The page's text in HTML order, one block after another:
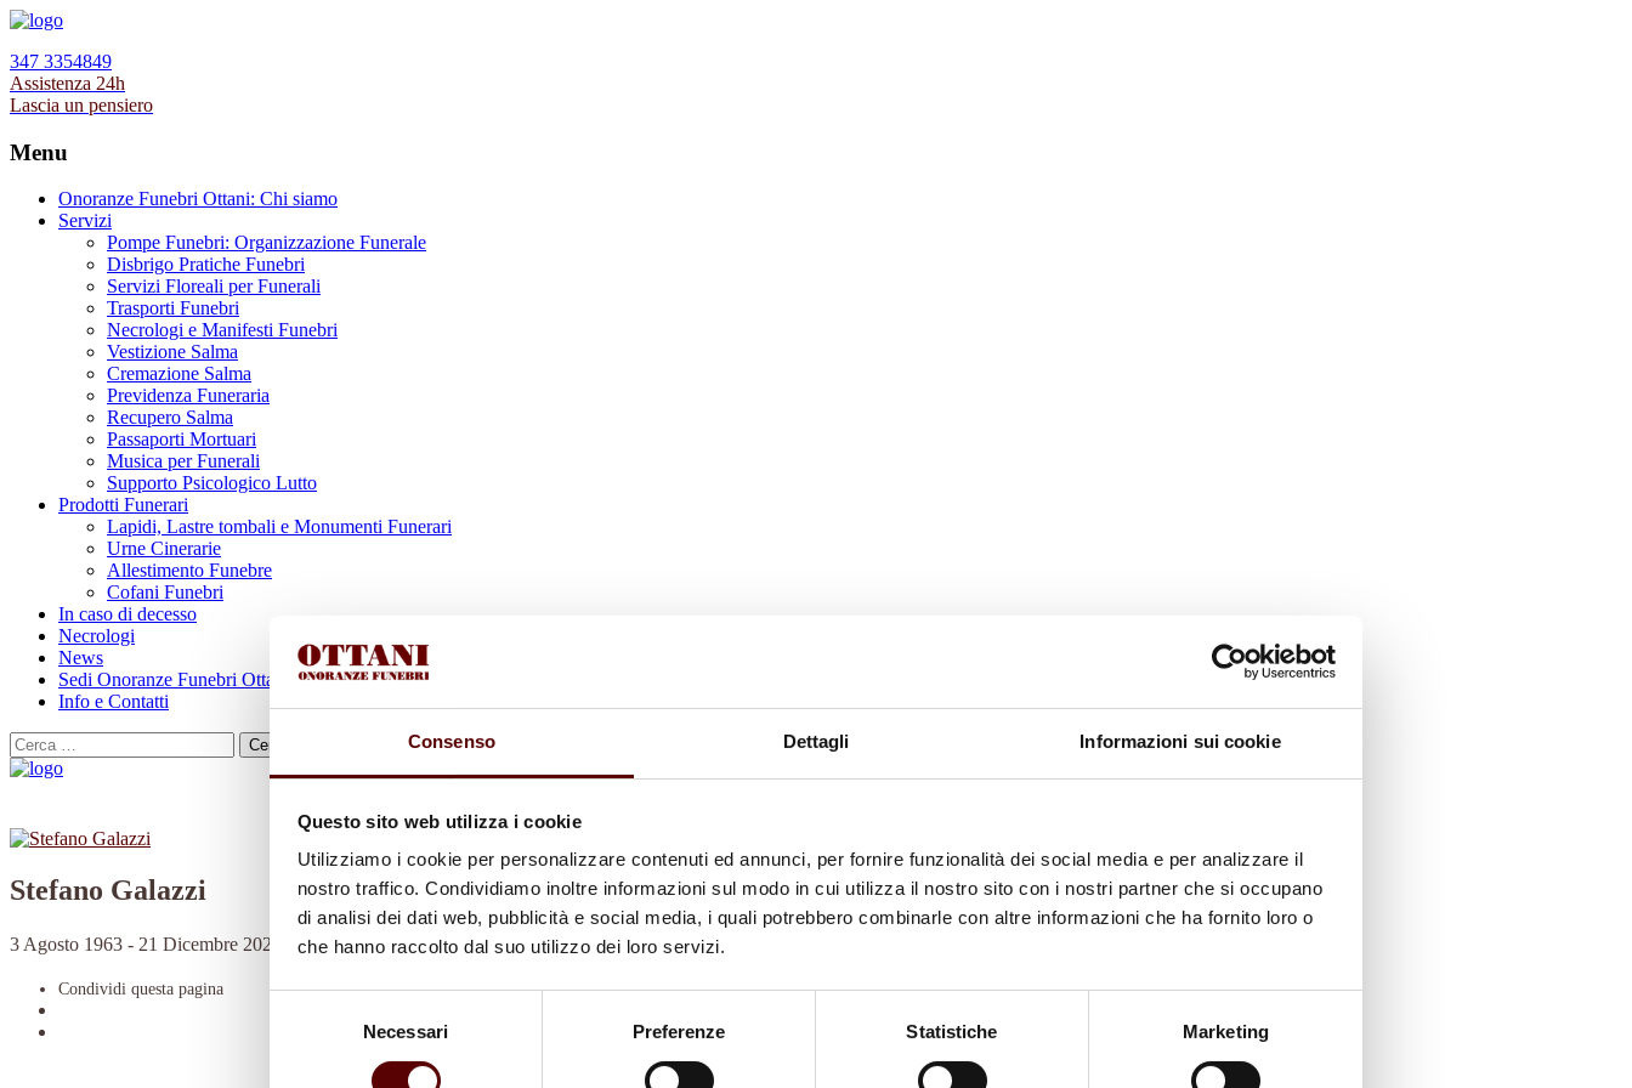
Consenso Dettagli Informazioni sui cookie
Questo sito web utilizza i cookie
Utilizziamo i cookie per personalizzare contenuti ed annunci, per fornire funzionalità dei social media e per analizzare il
nostro traffico. Condividiamo inoltre informazioni sul modo in cui utilizza il nostro sito con i nostri partner che si occupano
di analisi dei dati web, pubblicità e social media, i quali potrebbero combinarle con altre informazioni che ha fornito loro o
che hanno raccolto dal suo utilizzo dei loro servizi.
Necessari Preferenze Statistiche Marketing
347 3354849
Assistenza 24h
Lascia un pensiero
Menu
Onoranze Funebri Ottani: Chi siamo
Servizi
Pompe Funebri: Organizzazione Funerale
Disbrigo Pratiche Funebri
Servizi Floreali per Funerali
Trasporti Funebri
Necrologi e Manifesti Funebri
Vestizione Salma
Cremazione Salma
Previdenza Funeraria
Recupero Salma
Passaporti Mortuari
Musica per Funerali
Supporto Psicologico Lutto
Prodotti Funerari
Lapidi, Lastre tombali e Monumenti Funerari
Urne Cinerarie
Allestimento Funebre
Cofani Funebri
In caso di decesso
Necrologi
News
Sedi Onoranze Funebri Ottani
Info e Contatti
Cerca
per:
Stefano Galazzi
3 Agosto 1963 - 21 Dicembre 2021
Condividi questa pagina